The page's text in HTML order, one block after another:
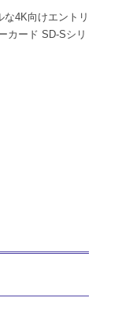
4K向けエントリ
カード SD-Sシリ